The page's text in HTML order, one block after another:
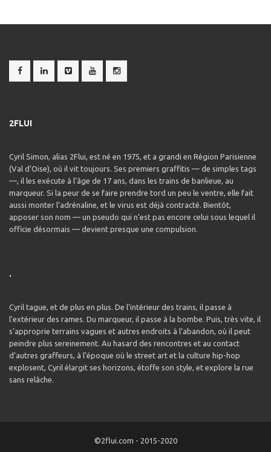
2FLUI
Cyril Simon, alias 2Flui, est né en 1975, et a grandi en Région Parisienne
(Val d’Oise), où il vit toujours. Ses premiers graffitis — de simples tags
—, il les exécute à l’âge de 17 ans, dans les trains de banlieue, au
marqueur. Si la peur de se faire prendre tord un peu le ventre, elle fait
aussi monter l’adrénaline, et le virus est déjà contracté. Bientôt,
apposer son nom — un pseudo qui n’est pas encore celui sous lequel il
officie désormais — devient presque une compulsion.
.
Cyril tague, et de plus en plus. De l’intérieur des trains, il passe à
l’extérieur des rames. Du marqueur, il passe à la bombe. Puis, très vite, il
s’approprie terrains vagues et autres endroits à l’abandon, où il peut
peindre plus sereinement. Au hasard des rencontres et au contact
d’autres graffeurs, à l’époque où le street art et la culture hip-hop
explosent, Cyril élargit ses horizons, étoffe son style, et explore la rue
sans relâche.
©2flui.com - 2015-2020